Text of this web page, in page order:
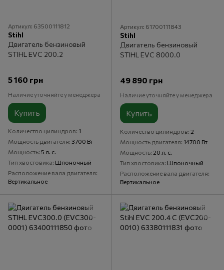
Артикул: 63500111812
Stihl
Двигатель бензиновый
STIHL EVC 200.2
5 160 грн
Наличие уточняйте у менеджера
Купить
Количество цилиндров 1
Мощность двигателя 3700 Вт
Мощность 5 л. с.
Тип хвостовика Шпоночный
Расположение вала двигателя
Вертикальное
Артикул: 61700111843
Stihl
Двигатель бензиновый
STIHL EVC 8000.0
49 890 грн
Наличие уточняйте у менеджера
Купить
Количество цилиндров 2
Мощность двигателя 14700 Вт
Мощность 20 л. с.
Тип хвостовика Шпоночный
Расположение вала двигателя
Вертикальное